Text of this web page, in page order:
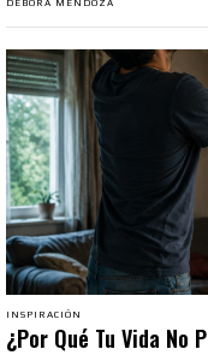
DÉBORA MENDOZA
INSPIRACIÓN
¿Por Qué Tu Vida No